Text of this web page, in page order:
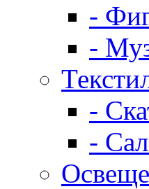
-
-
-
-